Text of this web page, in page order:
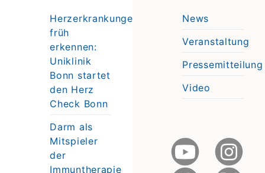
Herzerkrankungen
früh
erkennen:
Uniklinik
Bonn startet
den Herz
Check Bonn
Darm als
Mitspieler
der
Immuntherapie
News
Veranstaltung
Pressemitteilung
Video